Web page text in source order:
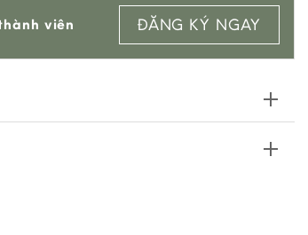
Add to
viên ĐĂNG KÝ NGAY